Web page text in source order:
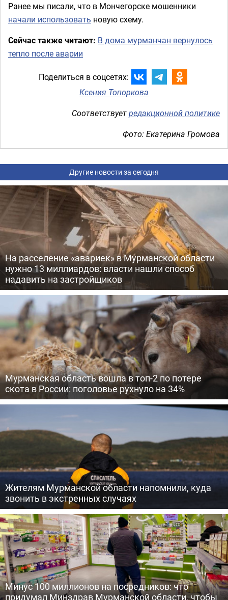
Ранее мы писали, что в Мончегорске мошенники
начали использовать новую схему.
Сейчас также читают: В дома мурманчан вернулось
тепло после аварии
Поделиться в соцсетях:
Ксения Топоркова
Соответствуетредакционной политике
Фото: Екатерина Громова
Другие новости за сегодня
На расселение «авариек» в Мурманской области
нужно 13 миллиардов: власти нашли способ
надавить на застройщиков
Мурманская область вошла в топ-2 по потере
скота в России: поголовье рухнуло на 34%
Жителям Мурманской области напомнили, куда
звонить в экстренных случаях
Минус 100 миллионов на посредников: что
придумал Минздрав Мурманской области, чтобы